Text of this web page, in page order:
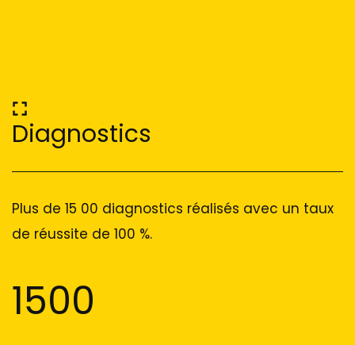
Diagnostics
Plus de 15 00 diagnostics réalisés avec un taux
de réussite de 100 %.
1500